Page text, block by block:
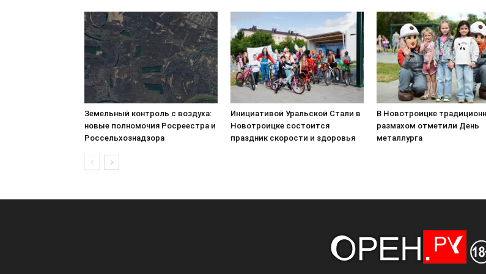
Земельный контроль с воздуха:
новые полномочия Росреестра и
Россельхознадзора
Инициативой Уральской Стали в
Новотроицке состоится
праздник скорости и здоровья
В Новотроицке
размахом отметили День
металлурга